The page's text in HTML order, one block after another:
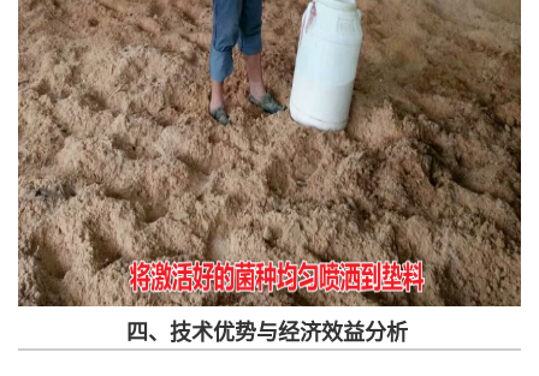
四、技术优势与经济效益分析